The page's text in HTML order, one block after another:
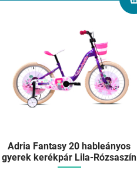
Adria Fantasy 20 hableányos
gyerek kerékpár Lila-Rózsaszín